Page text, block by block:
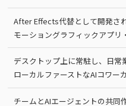
After Effects代替として開発さ
モーショングラフィックアプリ
デスクトップ上に常駐し、日常
ローカルファーストなAIコワー
チームとAIエージェントの共同